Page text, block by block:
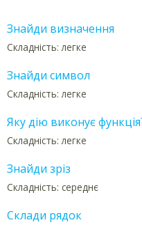
Знайди визначення
Складність: легке
Знайди символ
Складність: легке
Яку дію виконує
Складність: легке
Знайди зріз
Складність: середнє
Склади рядок